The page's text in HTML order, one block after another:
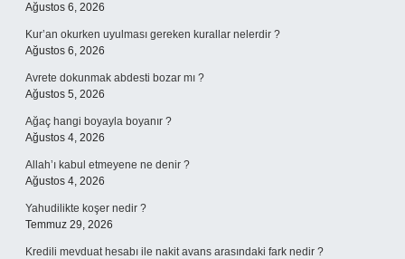
Ağustos 6, 2026
Kur’an okurken uyulması gereken kurallar nelerdir ?
Ağustos 6, 2026
Avrete dokunmak abdesti bozar mı ?
Ağustos 5, 2026
Ağaç hangi boyayla boyanır ?
Ağustos 4, 2026
Allah’ı kabul etmeyene ne denir ?
Ağustos 4, 2026
Yahudilikte koşer nedir ?
Temmuz 29, 2026
Kredili mevduat hesabı ile nakit avans arasındaki fark nedir ?